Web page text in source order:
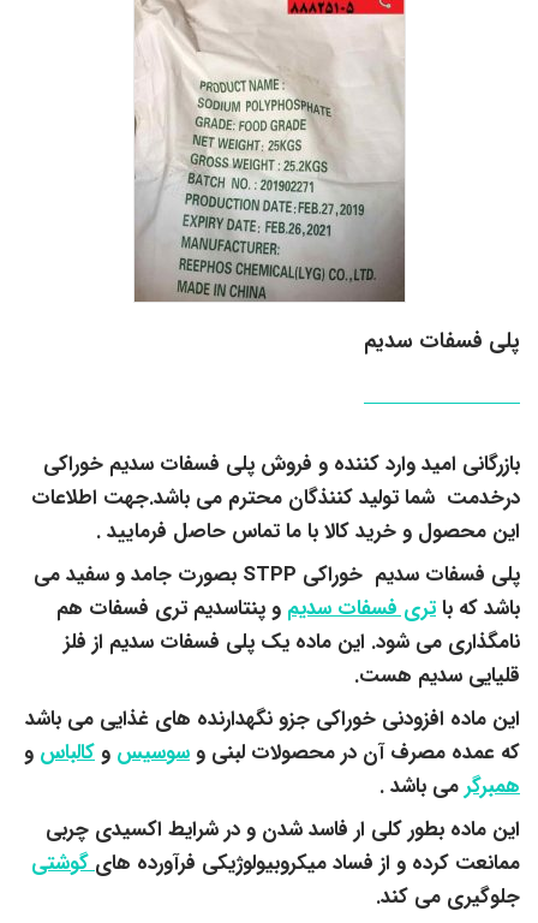
پلی فسفات سدیم
بازرگانی امید وارد کننده و فروش پلی فسفات سدیم خوراکی
درخدمت شما تولید کننذگان محترم می باشد.جهت اطلاعات
این محصول و خرید کالا با ما تماس حاصل فرمایید .
پلی فسفات سدیم خوراکی STPP بصورت جامد و سفید می
باشد که باتری فسفات سدیم و پنتاسدیم تری فسفات هم
نامگذاری می شود. این ماده یک پلی فسفات سدیم از فلز
قلیایی سدیم هست.
این ماده افزودنی خوراکی جزو نگهدارنده های غذایی می باشد
که عمده مصرف آن در محصولات لبنی و سوسیس و کالباس و
همبرگرمی باشد .
این ماده بطور کلی ار فاسد شدن و در شرایط اکسیدی چربی
ممانعت کرده و از فساد میکروبیولوژیکی فرآورده هایگوشتی
جلوگیری می کند.